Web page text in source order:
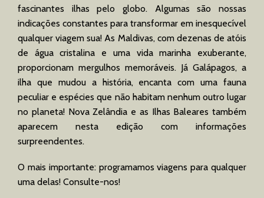
fascinantes ilhas pelo globo. Algumas são nossas
indicações constantes para transformar em inesquecível
qualquer viagem sua! As Maldivas, com dezenas de atóis
de água cristalina e uma vida marinha exuberante,
proporcionam mergulhos memoráveis. Já Galápagos, a
ilha que mudou a história, encanta com uma fauna
peculiar e espécies que não habitam nenhum outro lugar
no planeta! Nova Zelândia e as Ilhas Baleares também
aparecem nesta edição com informações
surpreendentes.
O mais importante: programamos viagens para qualquer
uma delas! Consulte-nos!